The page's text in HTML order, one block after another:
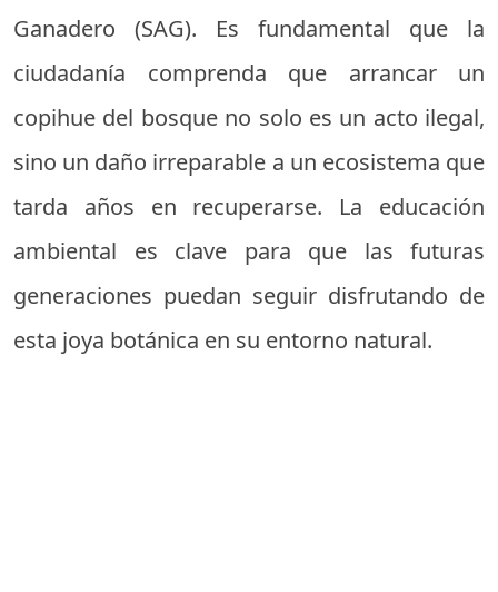
Ganadero (SAG). Es fundamental que la
ciudadanía comprenda que arrancar un
copihue del bosque no solo es un acto ilegal,
sino un daño irreparable a un ecosistema que
tarda años en recuperarse. La educación
ambiental es clave para que las futuras
generaciones puedan seguir disfrutando de
esta joya botánica en su entorno natural.